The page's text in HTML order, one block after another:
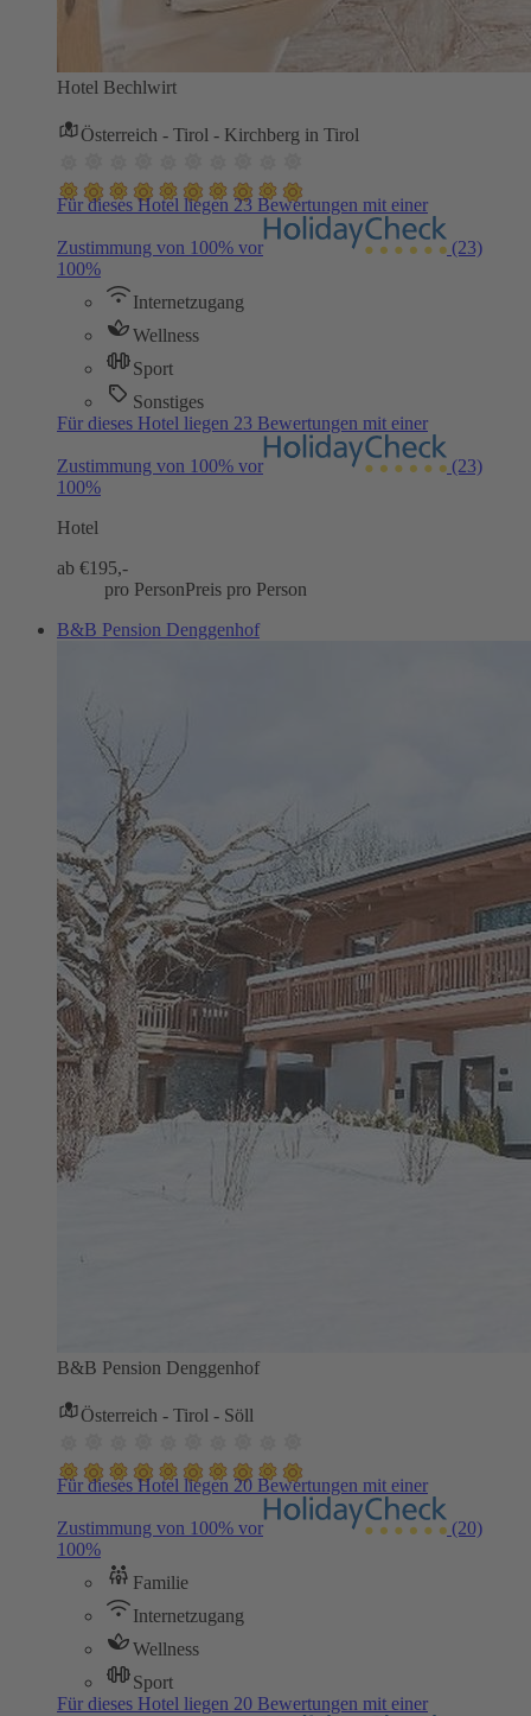
Hotel Bechlwirt
Österreich - Tirol - Kirchberg in Tirol
Für dieses Hotel liegen 23 Bewertungen mit einer
Zustimmung von 100% vor
(23)
100%
Internetzugang
Wellness
Sport
Sonstiges
Für dieses Hotel liegen 23 Bewertungen mit einer
Zustimmung von 100% vor
(23)
100%
Hotel
ab €195,-
pro PersonPreis pro Person
B&B Pension Denggenhof
B&B Pension Denggenhof
Österreich - Tirol - Söll
Für dieses Hotel liegen 20 Bewertungen mit einer
Zustimmung von 100% vor
(20)
100%
Familie
Internetzugang
Wellness
Sport
Für dieses Hotel liegen 20 Bewertungen mit einer